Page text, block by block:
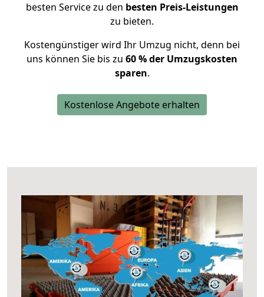
besten Service zu den besten Preis-Leistungen
zu bieten.
Kostengünstiger wird Ihr Umzug nicht, denn bei
uns können Sie bis zu 60 % der Umzugskosten
sparen.
Kostenlose Angebote erhalten